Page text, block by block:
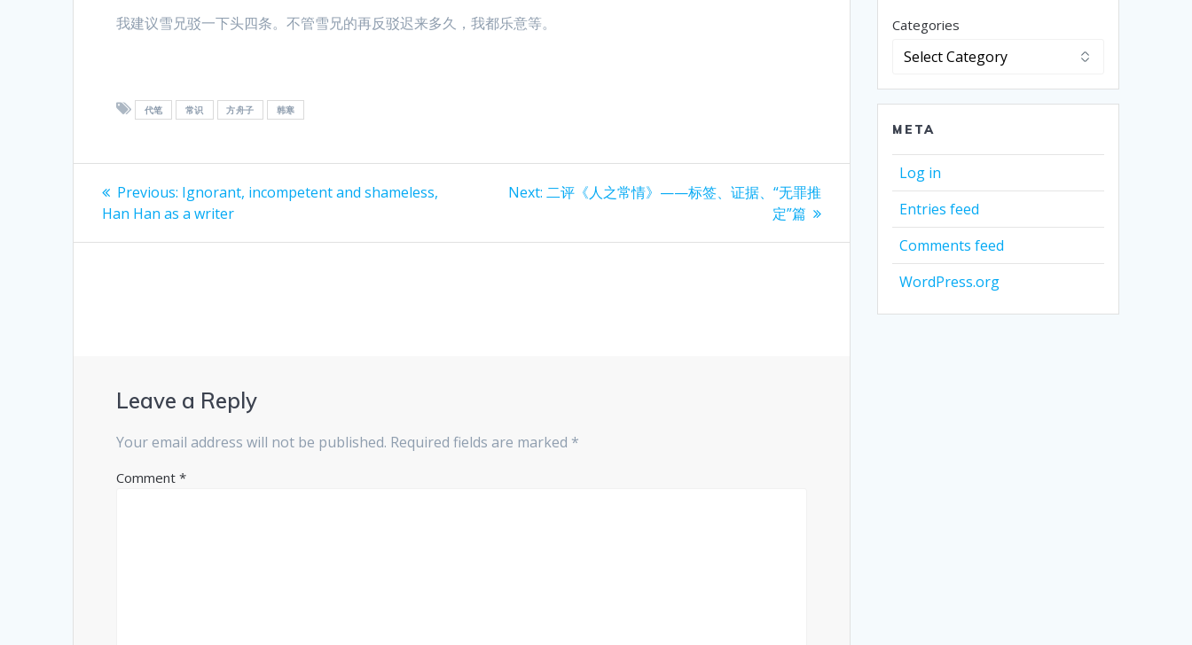
我建议雪兄驳一下头四条。不管雪兄的再反驳迟来多久，我都乐意等。
代笔 常识 方舟子 韩寒
Post
navigation
Previous: Previous
post:
Ignorant, incompetent and shameless,
Han Han as a writer
Next: Next
二评《人之常情》——标签、证据、“无罪推
定”篇
Leave a Reply
Your email address will not be published. Required fields are marked *
Comment*
Categories
META
Log in
Entries feed
Comments feed
WordPress.org